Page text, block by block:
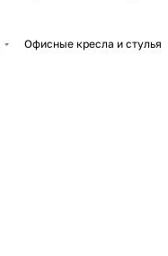
Офисные кресла и стулья